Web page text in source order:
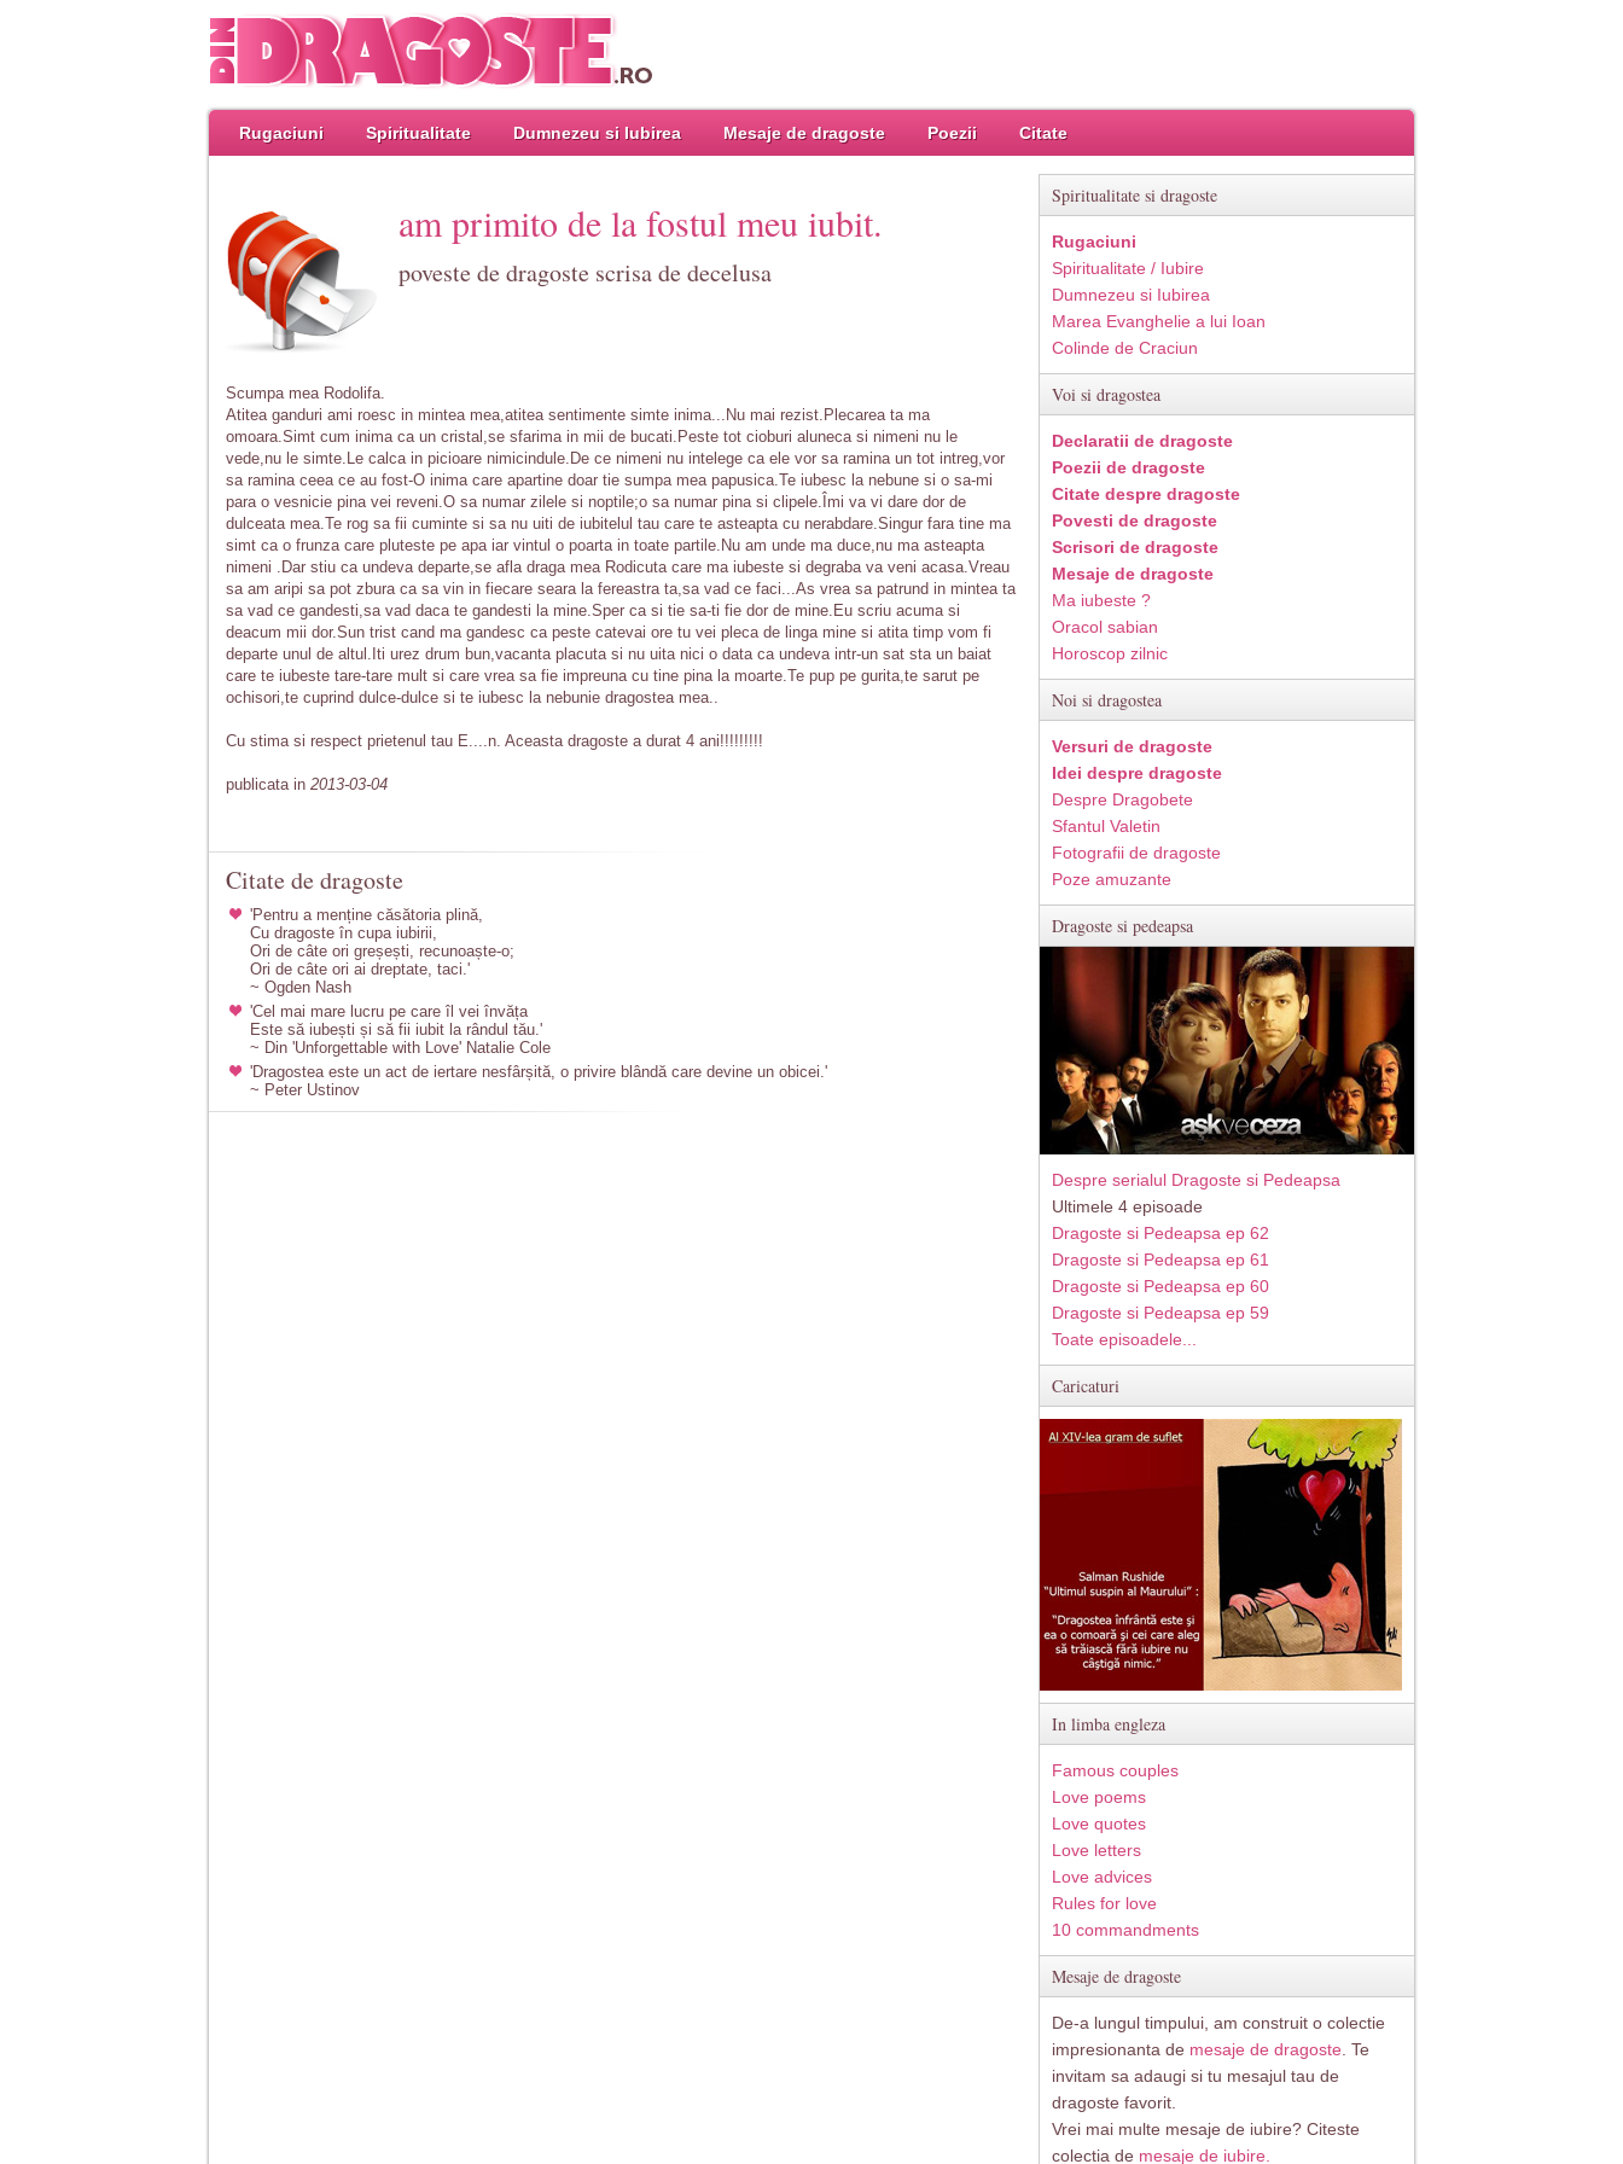
Rugaciuni Spiritualitate Dumnezeu si Iubirea Mesaje de dragoste Poezii Citate
am primito de la fostul meu iubit.
poveste de dragoste scrisa de decelusa
Scumpa mea Rodolifa.
Atitea ganduri ami roesc in mintea mea,atitea sentimente simte inima...Nu mai rezist.Plecarea ta ma
omoara.Simt cum inima ca un cristal,se sfarima in mii de bucati.Peste tot cioburi aluneca si nimeni nu le
vede,nu le simte.Le calca in picioare nimicindule.De ce nimeni nu intelege ca ele vor sa ramina un tot intreg,vor
sa ramina ceea ce au fost-O inima care apartine doar tie sumpa mea papusica.Te iubesc la nebune si o sa-mi
para o vesnicie pina vei reveni.O sa numar zilele si noptile;o sa numar pina si clipele.Îmi va vi dare dor de
dulceata mea.Te rog sa fii cuminte si sa nu uiti de iubitelul tau care te asteapta cu nerabdare.Singur fara tine ma
simt ca o frunza care pluteste pe apa iar vintul o poarta in toate partile.Nu am unde ma duce,nu ma asteapta
nimeni .Dar stiu ca undeva departe,se afla draga mea Rodicuta care ma iubeste si degraba va veni acasa.Vreau
sa am aripi sa pot zbura ca sa vin in fiecare seara la fereastra ta,sa vad ce faci...As vrea sa patrund in mintea ta
sa vad ce gandesti,sa vad daca te gandesti la mine.Sper ca si tie sa-ti fie dor de mine.Eu scriu acuma si
deacum mii dor.Sun trist cand ma gandesc ca peste catevai ore tu vei pleca de linga mine si atita timp vom fi
departe unul de altul.Iti urez drum bun,vacanta placuta si nu uita nici o data ca undeva intr-un sat sta un baiat
care te iubeste tare-tare mult si care vrea sa fie impreuna cu tine pina la moarte.Te pup pe gurita,te sarut pe
ochisori,te cuprind dulce-dulce si te iubesc la nebunie dragostea mea..
Cu stima si respect prietenul tau E....n. Aceasta dragoste a durat 4 ani!!!!!!!!!
publicata in 2013-03-04
Citate de dragoste
'Pentru a menține căsătoria plină,
Cu dragoste în cupa iubirii,
Ori de câte ori greșești, recunoaște-o;
Ori de câte ori ai dreptate, taci.'
~ Ogden Nash
'Cel mai mare lucru pe care îl vei învăța
Este să iubești și să fii iubit la rândul tău.'
~ Din 'Unforgettable with Love' Natalie Cole
'Dragostea este un act de iertare nesfârșită, o privire blândă care devine un obicei.'
~ Peter Ustinov
Spiritualitate si dragoste
Rugaciuni
Spiritualitate / Iubire
Dumnezeu si Iubirea
Marea Evanghelie a lui Ioan
Colinde de Craciun
Voi si dragostea
Declaratii de dragoste
Poezii de dragoste
Citate despre dragoste
Povesti de dragoste
Scrisori de dragoste
Mesaje de dragoste
Ma iubeste ?
Oracol sabian
Horoscop zilnic
Noi si dragostea
Versuri de dragoste
Idei despre dragoste
Despre Dragobete
Sfantul Valetin
Fotografii de dragoste
Poze amuzante
Dragoste si pedeapsa
Despre serialul Dragoste si Pedeapsa
Ultimele 4 episoade
Dragoste si Pedeapsa ep 62
Dragoste si Pedeapsa ep 61
Dragoste si Pedeapsa ep 60
Dragoste si Pedeapsa ep 59
Toate episoadele...
Caricaturi
In limba engleza
Famous couples
Love poems
Love quotes
Love letters
Love advices
Rules for love
10 commandments
Mesaje de dragoste
De-a lungul timpului, am construit o colectie
impresionanta de mesaje de dragoste . Te
invitam sa adaugi si tu mesajul tau de
dragoste favorit.
Vrei mai multe mesaje de iubire? Citeste
colectia de mesaje de iubire.